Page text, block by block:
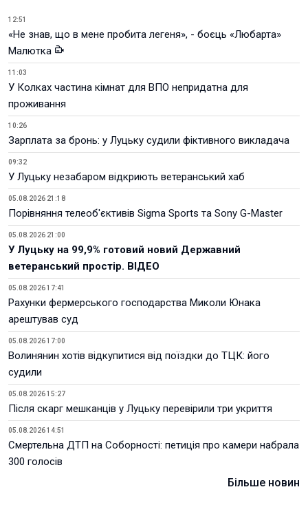
12:51
«Не знав, що в мене пробита легеня», - боєць «Любарта»
Малютка
11:03
У Колках частина кімнат для ВПО непридатна для
проживання
10:26
Зарплата за бронь: у Луцьку судили фіктивного викладача
09:32
У Луцьку незабаром відкриють ветеранський хаб
05.08.2026 21:18
Порівняння телеоб'єктивів Sigma Sports та Sony G-Master
05.08.2026 21:00
У Луцьку на 99,9% готовий новий Державний
ветеранський простір. ВІДЕО
05.08.2026 17:41
Рахунки фермерського господарства Миколи Юнака
арештував суд
05.08.2026 17:00
Волинянин хотів відкупитися від поїздки до ТЦК: його
судили
05.08.2026 15:27
Після скарг мешканців у Луцьку перевірили три укриття
05.08.2026 14:51
Смертельна ДТП на Соборності: петиція про камери набрала
300 голосів
Більше новин